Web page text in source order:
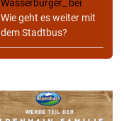
Wasserburger_
bei
Wie geht es weiter mit
dem Stadtbus?